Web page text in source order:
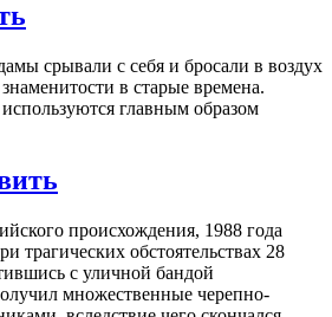
срывали с себя и бросали в воздух
в старые времена.
главным образом
происхождения, 1988 года
трагических обстоятельствах 28
с уличной бандой
множественные черепно-